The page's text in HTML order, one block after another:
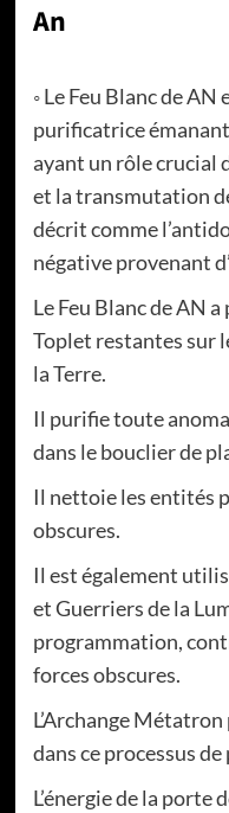
An
◦ Le Feu Blanc de
purificatrice
ayant un rôle crucial
et la transmutation
décrit comme
négative provenant
Le Feu Blanc de AN
Toplet restantes sur
la Terre.
Il purifie toute
dans le bouclier de
Il nettoie les entités
obscures.
Il est également
et Guerriers de la
programmation,
forces obscures.
L’Archange
dans ce processus
L’énergie de la porte